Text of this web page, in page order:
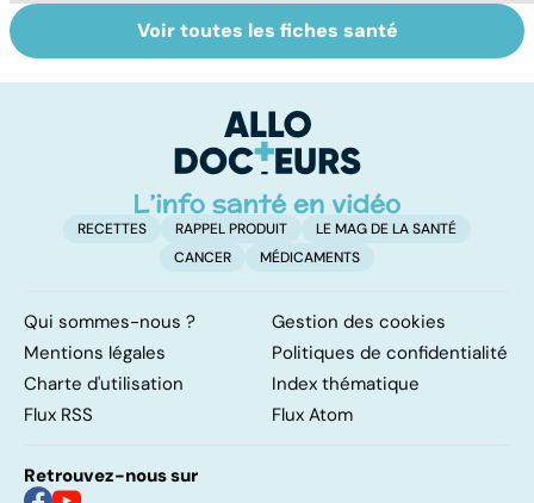
La tuberculose
pulmonaire
Les agrumes et
leurs bienfaits
Voir toutes les fiches santé
RECETTES RAPPEL PRODUIT
LE MAG DE LA SANTÉ
CANCER
MÉDICAMENTS
Qui sommes-nous ?
Gestion des cookies
Mentions légales
Politiques de confidentialité
Charte d'utilisation
Index thématique
Flux RSS
Flux Atom
Retrouvez-nous sur